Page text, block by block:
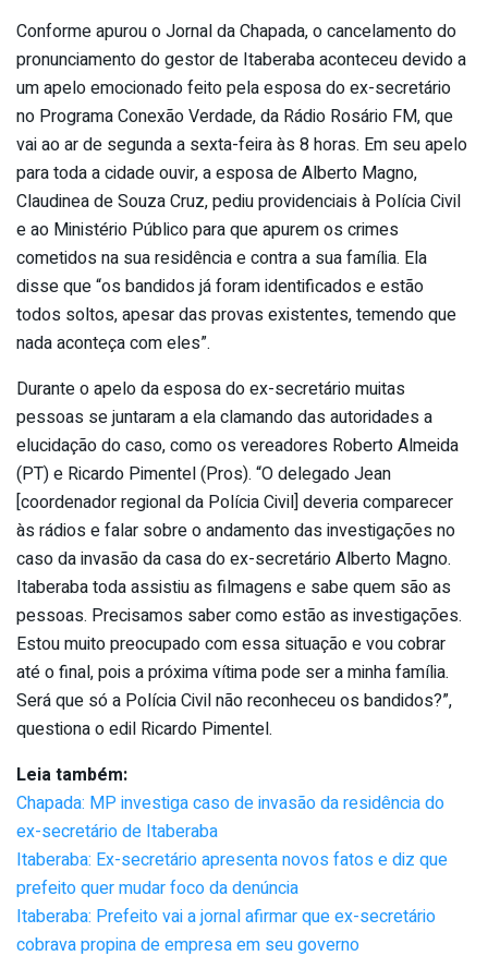
Conforme apurou o Jornal da Chapada, o cancelamento do
pronunciamento do gestor de Itaberaba aconteceu devido a
um apelo emocionado feito pela esposa do ex-secretário
no Programa Conexão Verdade, da Rádio Rosário FM, que
vai ao ar de segunda a sexta-feira às 8 horas. Em seu apelo
para toda a cidade ouvir, a esposa de Alberto Magno,
Claudinea de Souza Cruz, pediu providenciais à Polícia Civil
e ao Ministério Público para que apurem os crimes
cometidos na sua residência e contra a sua família. Ela
disse que “os bandidos já foram identificados e estão
todos soltos, apesar das provas existentes, temendo que
nada aconteça com eles”.
Durante o apelo da esposa do ex-secretário muitas
pessoas se juntaram a ela clamando das autoridades a
elucidação do caso, como os vereadores Roberto Almeida
(PT) e Ricardo Pimentel (Pros). “O delegado Jean
[coordenador regional da Polícia Civil] deveria comparecer
às rádios e falar sobre o andamento das investigações no
caso da invasão da casa do ex-secretário Alberto Magno.
Itaberaba toda assistiu as filmagens e sabe quem são as
pessoas. Precisamos saber como estão as investigações.
Estou muito preocupado com essa situação e vou cobrar
até o final, pois a próxima vítima pode ser a minha família.
Será que só a Polícia Civil não reconheceu os bandidos?”,
questiona o edil Ricardo Pimentel.
Leia também:
Chapada: MP investiga caso de invasão da residência do
ex-secretário de Itaberaba
Itaberaba: Ex-secretário apresenta novos fatos e diz que
prefeito quer mudar foco da denúncia
Itaberaba: Prefeito vai a jornal afirmar que ex-secretário
cobrava propina de empresa em seu governo